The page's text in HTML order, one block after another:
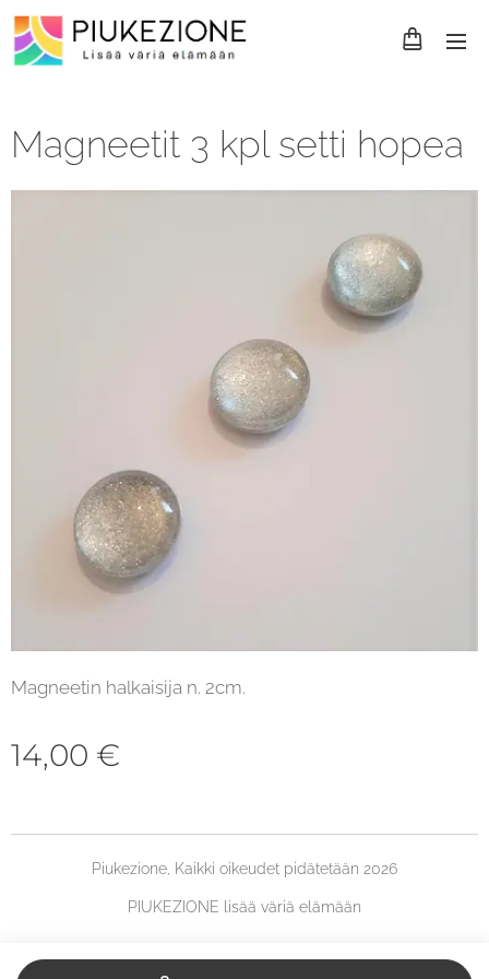
Magneetit 3 kpl setti hopea
Magneetin halkaisija n. 2cm.
14,00 €
Piukezione, Kaikki oikeudet pidätetään 2026
PIUKEZIONE lisää väriä elämään